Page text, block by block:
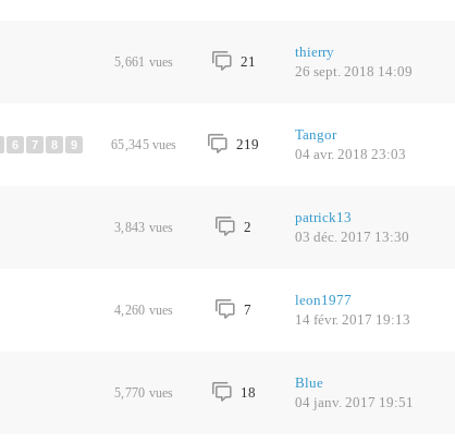
5,661 vues 21
thierry
26 sept. 2018 14:09
6 7 8 9 65,345 vues 219
Tangor
04 avr. 2018 23:03
3,843 vues 2
patrick13
03 déc. 2017 13:30
4,260 vues 7
leon1977
14 févr. 2017 19:13
5,770 vues 18
Blue
04 janv. 2017 19:51